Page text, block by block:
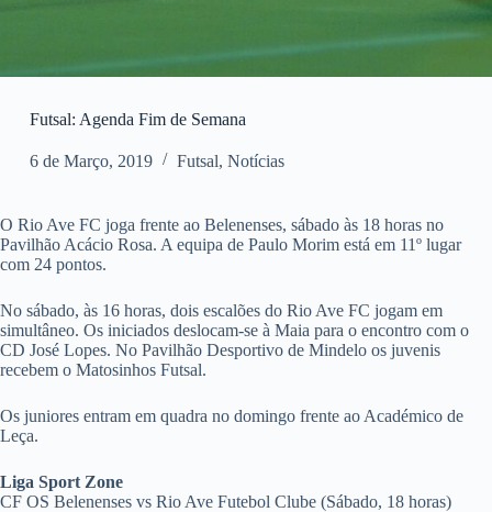
Futsal: Agenda Fim de Semana
6 de Março, 2019 Futsal, Notícias
O Rio Ave FC joga frente ao Belenenses, sábado às 18 horas no
Pavilhão Acácio Rosa. A equipa de Paulo Morim está em 11º lugar
com 24 pontos.
No sábado, às 16 horas, dois escalões do Rio Ave FC jogam em
simultâneo. Os iniciados deslocam-se à Maia para o encontro com o
CD José Lopes. No Pavilhão Desportivo de Mindelo os juvenis
recebem o Matosinhos Futsal.
Os juniores entram em quadra no domingo frente ao Académico de
Leça.
Liga Sport Zone
CF OS Belenenses vs Rio Ave Futebol Clube (Sábado, 18 horas)